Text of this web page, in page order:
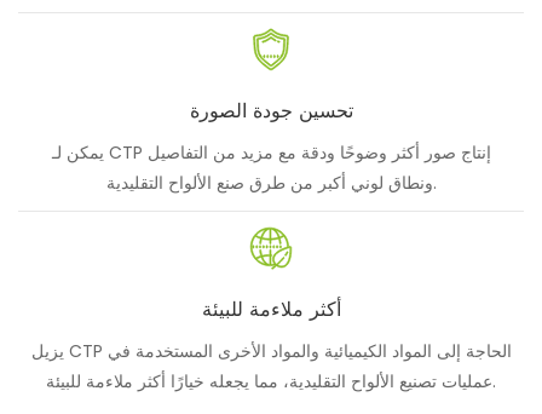
تحسين جودة الصورة
يمكن لـ CTP إنتاج صور أكثر وضوحًا ودقة مع مزيد من التفاصيل
ونطاق لوني أكبر من طرق صنع الألواح التقليدية.
أكثر ملاءمة للبيئة
يزيل CTP الحاجة إلى المواد الكيميائية والمواد الأخرى المستخدمة في
عمليات تصنيع الألواح التقليدية، مما يجعله خيارًا أكثر ملاءمة للبيئة.